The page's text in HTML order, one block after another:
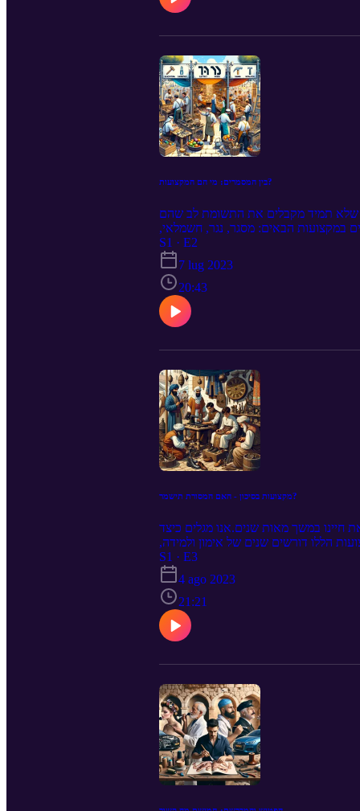
בין המסמרים: מי הם המקצועות?
שלא תמיד מקבלים את התשומת לב שהם
במקצועות הבאים: מסגר, נגר, חשמלאי,
בדרך. אנו נספר על האמנות של אותם
עבודה ידנית, "יד ברזל" הוא המקום
S1 · E2
7 lug 2023
20:43
מקצועות בסיכון - האם המסורת תישמר?
במשך מאות שנים.אנו מגלים כיצד
הללו דורשים שנים של אימון ולמידה,
לייצור המוני ואובדן ההערכה לעבודת
ידע עתיק וטכנולוגיות חדשות במלאכות
S1 · E3
4 ago 2023
21:21